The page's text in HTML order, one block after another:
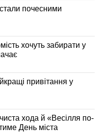
почесними
хочуть забирати у
привітання у
хода й «Весілля по-
День міста